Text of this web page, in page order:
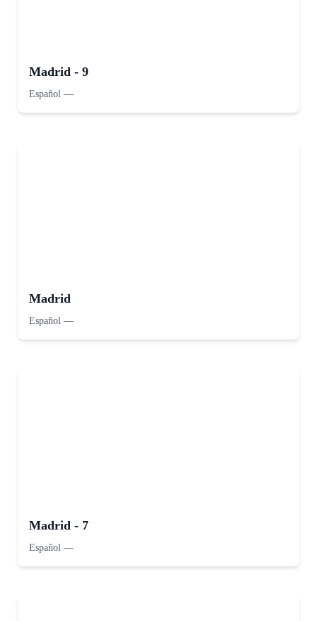
Madrid - 9
Español —
Madrid
Español —
Madrid - 7
Español —